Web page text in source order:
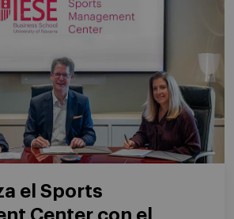
el Sports
Center con el